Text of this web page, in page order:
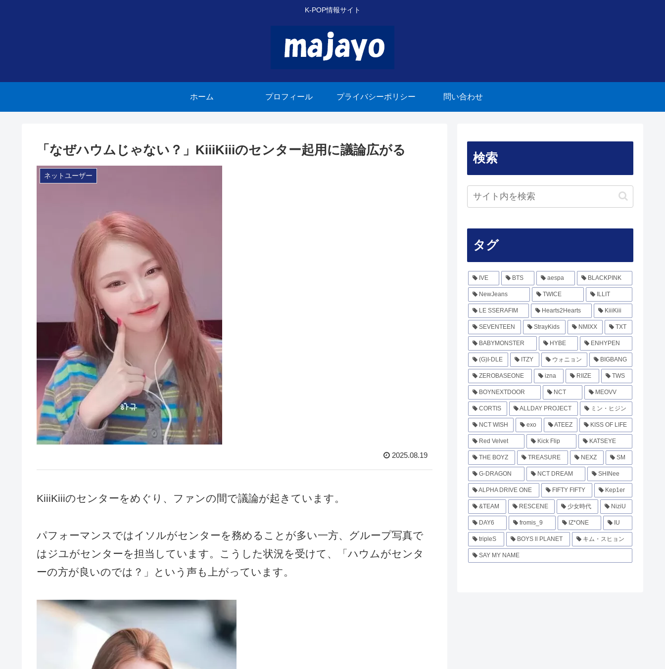
K-POP情報サイト
ホーム プロフィール プライバシーポリシー 問い合わせ
「なぜハウムじゃない？」KiiiKiiiのセンター起用に議論広がる
ネットユーザー
2025.08.19
KiiiKiiiのセンターをめぐり、ファンの間で議論が起きています。
パフォーマンスではイソルがセンターを務めることが多い一方、グループ写真で
はジユがセンターを担当しています。こうした状況を受けて、「ハウムがセンタ
ーの方が良いのでは？」という声も上がっています。
検索
タグ
IVE BTS aespa BLACKPINK
NewJeans TWICE ILLIT
LE SSERAFIM Hearts2Hearts KiiiKiii
SEVENTEEN StrayKids NMIXX TXT
BABYMONSTER HYBE ENHYPEN
(G)I-DLE ITZY ウォニョン BIGBANG
ZEROBASEONE izna RIIZE TWS
BOYNEXTDOOR NCT MEOVV
CORTIS ALLDAY PROJECT ミン・ヒジン
NCT WISH exo ATEEZ KISS OF LIFE
Red Velvet Kick Flip KATSEYE
THE BOYZ TREASURE NEXZ SM
G-DRAGON NCT DREAM SHINee
ALPHA DRIVE ONE FIFTY FIFTY Kep1er
&TEAM RESCENE 少女時代 NiziU
DAY6 fromis_9 IZ*ONE IU
tripleS BOYS ll PLANET キム・スヒョン
SAY MY NAME